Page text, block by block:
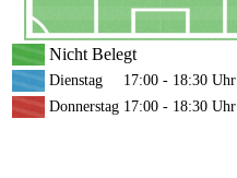
Nicht Belegt
Dienstag 17:00 - 18:30 Uhr
Donnerstag 17:00 - 18:30 Uhr